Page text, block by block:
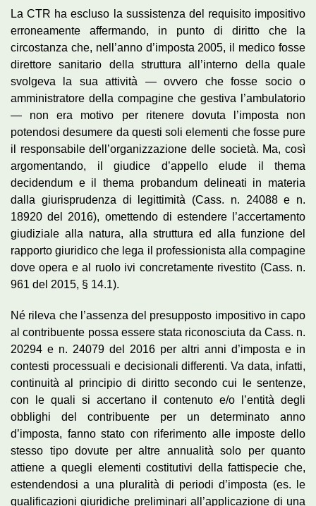
La CTR ha escluso la sussistenza del requisito impositivo
erroneamente affermando, in punto di diritto che la
circostanza che, nell’anno d’imposta 2005, il medico fosse
direttore sanitario della struttura all’interno della quale
svolgeva la sua attività — ovvero che fosse socio o
amministratore della compagine che gestiva l’ambulatorio
— non era motivo per ritenere dovuta l’imposta non
potendosi desumere da questi soli elementi che fosse pure
il responsabile dell’organizzazione delle società. Ma, così
argomentando, il giudice d’appello elude il thema
decidendum e il thema probandum delineati in materia
dalla giurisprudenza di legittimità (Cass. n. 24088 e n.
18920 del 2016), omettendo di estendere l’accertamento
giudiziale alla natura, alla struttura ed alla funzione del
rapporto giuridico che lega il professionista alla compagine
dove opera e al ruolo ivi concretamente rivestito (Cass. n.
961 del 2015, § 14.1).
Né rileva che l’assenza del presupposto impositivo in capo
al contribuente possa essere stata riconosciuta da Cass. n.
20294 e n. 24079 del 2016 per altri anni d’imposta e in
contesti processuali e decisionali differenti. Va data, infatti,
continuità al principio di diritto secondo cui le sentenze,
con le quali si accertano il contenuto e/o l’entità degli
obblighi del contribuente per un determinato anno
d’imposta, fanno stato con riferimento alle imposte dello
stesso tipo dovute per altre annualità solo per quanto
attiene a quegli elementi costitutivi della fattispecie che,
estendendosi a una pluralità di periodi d’imposta (es. le
qualificazioni giuridiche preliminari all’applicazione di una